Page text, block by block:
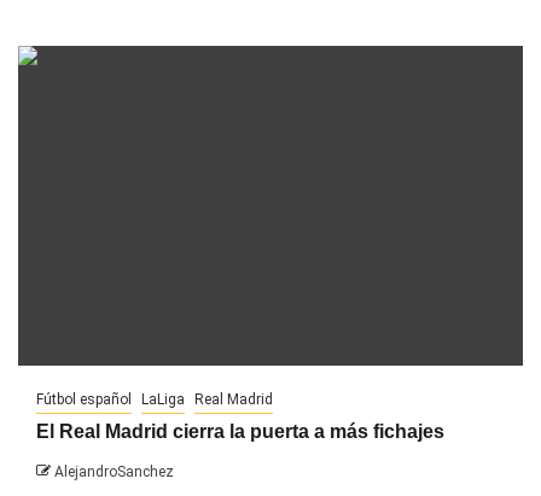
Fútbol español LaLiga Real Madrid
El Real Madrid cierra la puerta a más fichajes
AlejandroSanchez